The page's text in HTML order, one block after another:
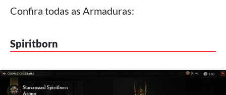
Confira todas as Armaduras:
Spiritborn